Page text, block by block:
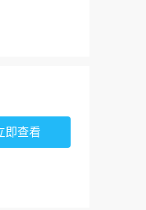
即查看